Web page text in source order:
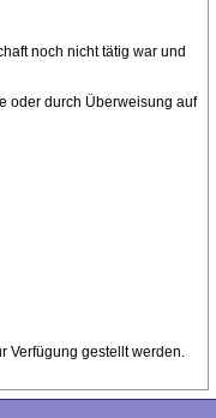
noch nicht tätig war und
oder durch Überweisung auf
Verfügung gestellt werden.